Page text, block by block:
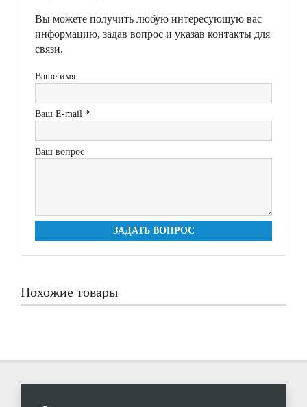
Вы можете получить любую интересующую вас
информацию, задав вопрос и указав контакты для
связи.
Ваше имя
Ваш E-mail *
Ваш вопрос
ЗАДАТЬ ВОПРОС
Похожие товары